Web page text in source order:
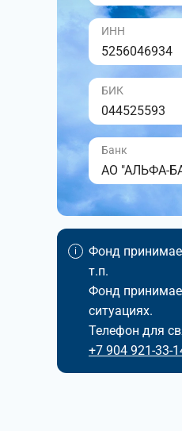
ИНН
5256046934
БИК
044525593
Банк
АО "АЛЬФА-
Фонд
т.п.
Фонд
ситуациях.
Телефон для
+7 904 921-33-